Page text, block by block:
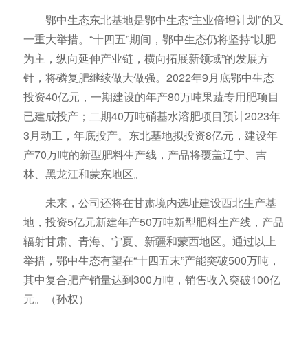
鄂中生态东北基地是鄂中生态“主业倍增计划”的又
一重大举措。“十四五”期间，鄂中生态仍将坚持“以肥
为主，纵向延伸产业链，横向拓展新领域”的发展方
针，将磷复肥继续做大做强。2022年9月底鄂中生态
投资40亿元，一期建设的年产80万吨果蔬专用肥项目
已建成投产；二期40万吨硝基水溶肥项目预计2023年
3月动工，年底投产。东北基地拟投资8亿元，建设年
产70万吨的新型肥料生产线，产品将覆盖辽宁、吉
林、黑龙江和蒙东地区。
未来，公司还将在甘肃境内选址建设西北生产基
地，投资5亿元新建年产50万吨新型肥料生产线，产品
辐射甘肃、青海、宁夏、新疆和蒙西地区。通过以上
举措，鄂中生态有望在“十四五末”产能突破500万吨，
其中复合肥产销量达到300万吨，销售收入突破100亿
元。（孙权）